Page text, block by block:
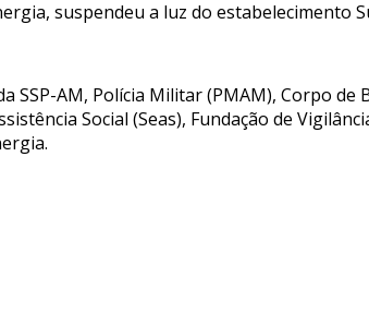
suspendeu a luz do
SSP-AM, Polícia Militar (PMAM), Corpo
Social (Seas), Fundação de